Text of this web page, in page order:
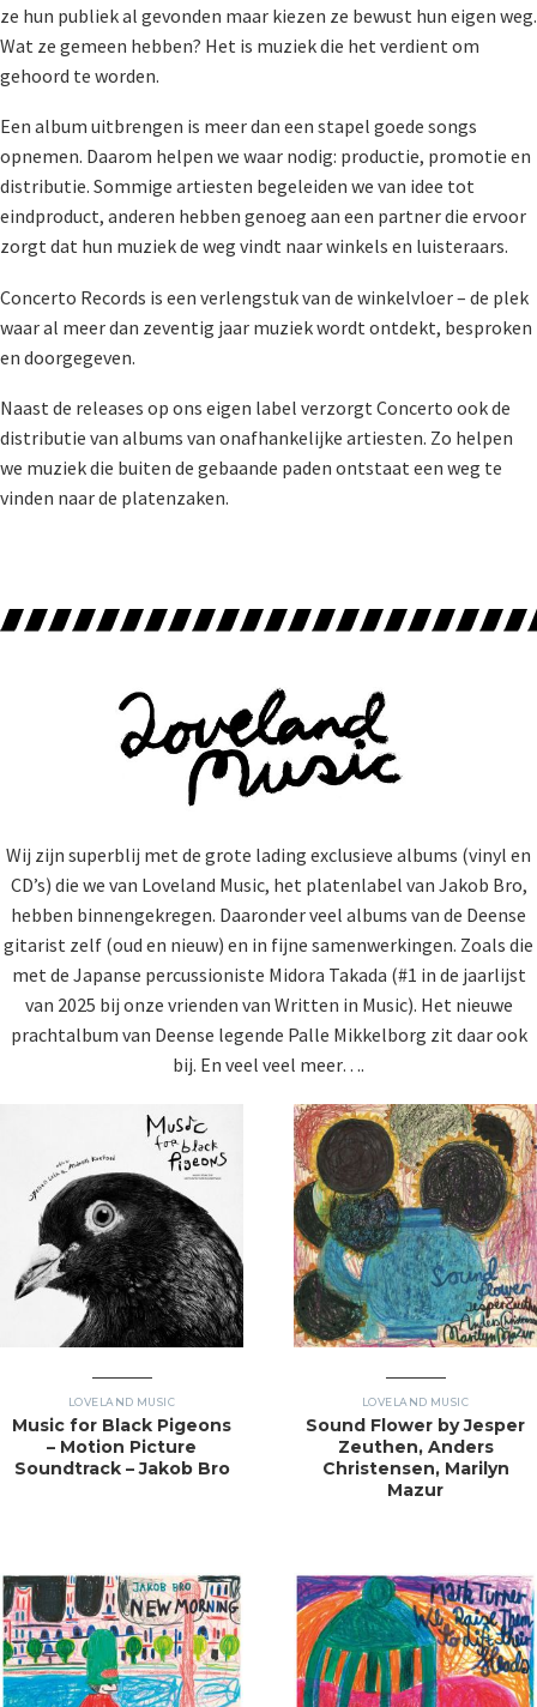
ze hun publiek al gevonden maar kiezen ze bewust hun eigen weg.
Wat ze gemeen hebben? Het is muziek die het verdient om
gehoord te worden.
Een album uitbrengen is meer dan een stapel goede songs
opnemen. Daarom helpen we waar nodig: productie, promotie en
distributie. Sommige artiesten begeleiden we van idee tot
eindproduct, anderen hebben genoeg aan een partner die ervoor
zorgt dat hun muziek de weg vindt naar winkels en luisteraars.
Concerto Records is een verlengstuk van de winkelvloer – de plek
waar al meer dan zeventig jaar muziek wordt ontdekt, besproken
en doorgegeven.
Naast de releases op ons eigen label verzorgt Concerto ook de
distributie van albums van onafhankelijke artiesten. Zo helpen
we muziek die buiten de gebaande paden ontstaat een weg te
vinden naar de platenzaken.
Wij zijn superblij met de grote lading exclusieve albums (vinyl en
CD’s) die we van Loveland Music, het platenlabel van Jakob Bro,
hebben binnengekregen. Daaronder veel albums van de Deense
gitarist zelf (oud en nieuw) en in fijne samenwerkingen. Zoals die
met de Japanse percussioniste Midora Takada (#1 in de jaarlijst
van 2025 bij onze vrienden van Written in Music). Het nieuwe
prachtalbum van Deense legende Palle Mikkelborg zit daar ook
bij. En veel veel meer….
LOVELAND MUSIC
Music for Black Pigeons
– Motion Picture
Soundtrack – Jakob Bro
LOVELAND MUSIC
Sound Flower by Jesper
Zeuthen, Anders
Christensen, Marilyn
Mazur